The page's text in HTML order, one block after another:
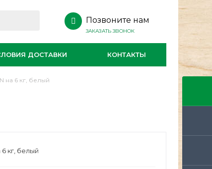
Позвоните нам
ЗАКАЗАТЬ ЗВОНОК
ДОСТАВКИ КОНТАКТЫ
на 6 кг, белый
кг, белый